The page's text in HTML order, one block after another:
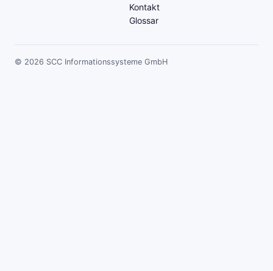
Kontakt
Glossar
© 2026 SCC Informationssysteme GmbH